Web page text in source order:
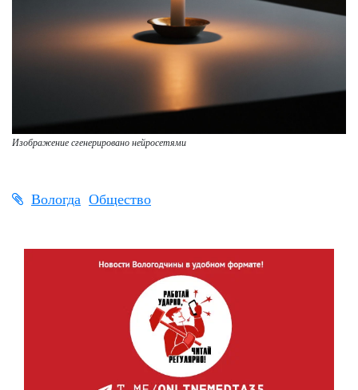
Изображение сгенерировано нейросетями
Вологда Общество